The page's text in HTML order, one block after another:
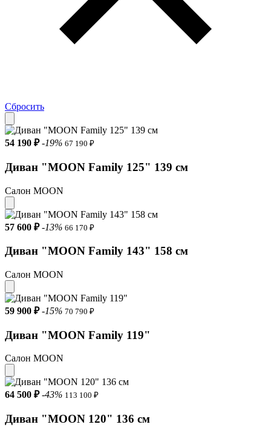
Сбросить
54 190 ₽ -19% 67 190 ₽
Диван "MOON Family 125" 139 см
Салон MOON
57 600 ₽ -13% 66 170 ₽
Диван "MOON Family 143" 158 см
Салон MOON
59 900 ₽ -15% 70 790 ₽
Диван "MOON Family 119"
Салон MOON
64 500 ₽ -43% 113 100 ₽
Диван "MOON 120" 136 см